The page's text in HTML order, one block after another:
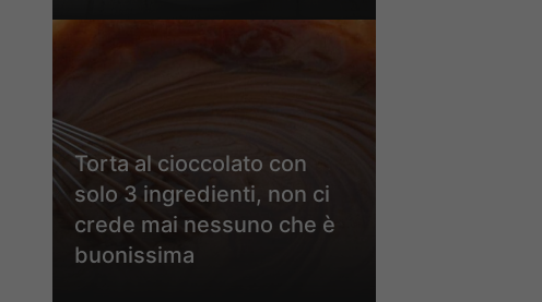
Torta al cioccolato con
solo 3 ingredienti, non ci
crede mai nessuno che è
buonissima